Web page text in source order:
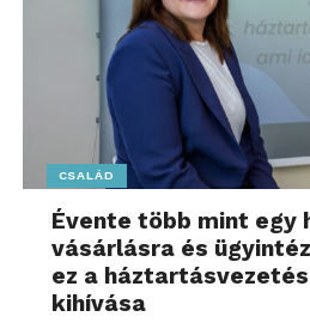
CSALÁD
Évente több mint egy
vásárlásra és
ez a
kihívása